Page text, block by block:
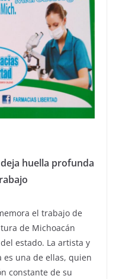
huella profunda
el trabajo de
de Michoacán
estado. La artista y
es una de ellas, quien
constante de su